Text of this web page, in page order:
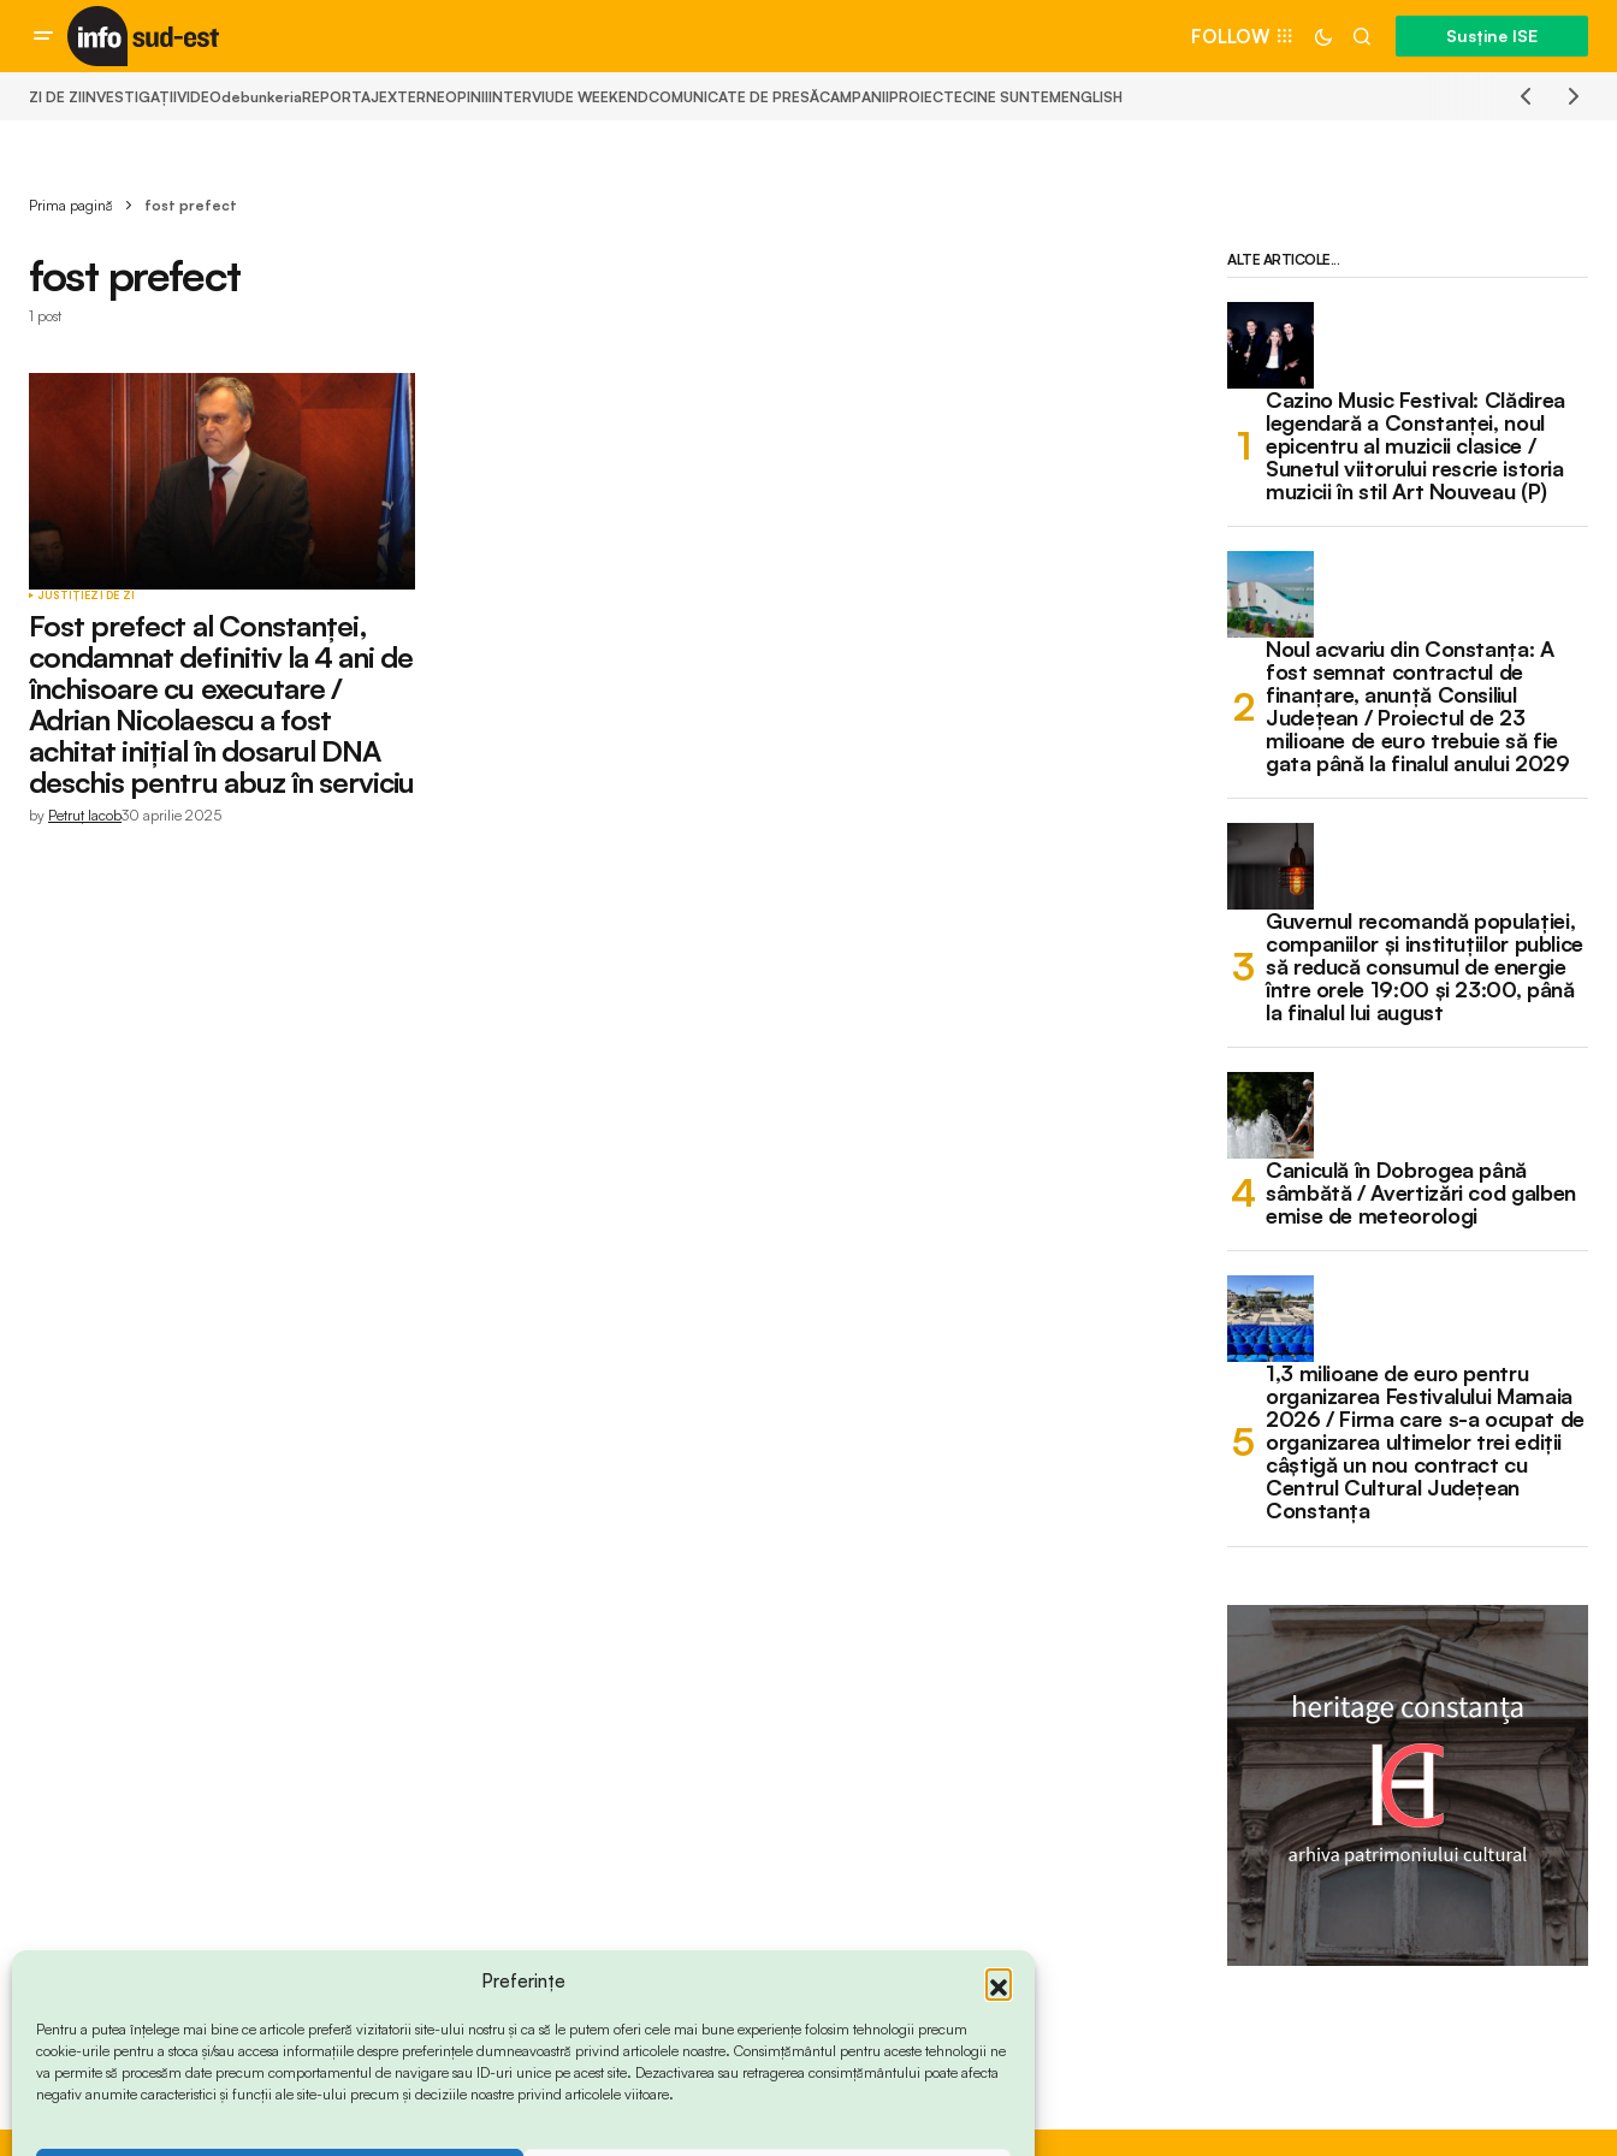
Preferințe
Pentru a putea înțelege mai bine ce articole preferă vizitatorii site-ului nostru și ca să le putem oferi cele mai bune experiențe folosim tehnologii precum
cookie-urile pentru a stoca și/sau accesa informațiile despre preferințele dumneavoastră privind articolele noastre. Consimțământul pentru aceste tehnologii ne
va permite să procesăm date precum comportamentul de navigare sau ID-uri unice pe acest site. Dezactivarea sau retragerea consimțământului poate afecta
negativ anumite caracteristici și funcții ale site-ului precum și deciziile noastre privind articolele viitoare.
FOLLOW Susține ISE
ZI DE ZIINVESTIGAȚIIVIDEOdebunkeriaREPORTAJEXTERNEOPINIIINTERVIUDE WEEKENDCOMUNICATE DE PRESĂCAMPANIIPROIECTECINE SUNTEMENGLISH
Prima pagină fost prefect
fost prefect
1 post
JUSTIȚIEZI DE ZI
Fost prefect al Constanței,
condamnat definitiv la 4 ani de
închisoare cu executare /
Adrian Nicolaescu a fost
achitat inițial în dosarul DNA
deschis pentru abuz în serviciu
by Petruț Iacob30 aprilie 2025
ALTE ARTICOLE...
Cazino Music Festival: Clădirea
legendară a Constanței, noul
epicentru al muzicii clasice /
Sunetul viitorului rescrie istoria
muzicii în stil Art Nouveau (P)
Noul acvariu din Constanța: A
fost semnat contractul de
finanțare, anunță Consiliul
Județean / Proiectul de 23
milioane de euro trebuie să fie
gata până la finalul anului 2029
Guvernul recomandă populației,
companiilor și instituțiilor publice
să reducă consumul de energie
între orele 19:00 și 23:00, până
la finalul lui august
Caniculă în Dobrogea până
sâmbătă / Avertizări cod galben
emise de meteorologi
1,3 milioane de euro pentru
organizarea Festivalului Mamaia
2026 / Firma care s-a ocupat de
organizarea ultimelor trei ediții
câștigă un nou contract cu
Centrul Cultural Județean
Constanța